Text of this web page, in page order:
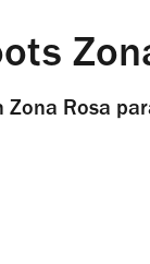
Zona Rosa